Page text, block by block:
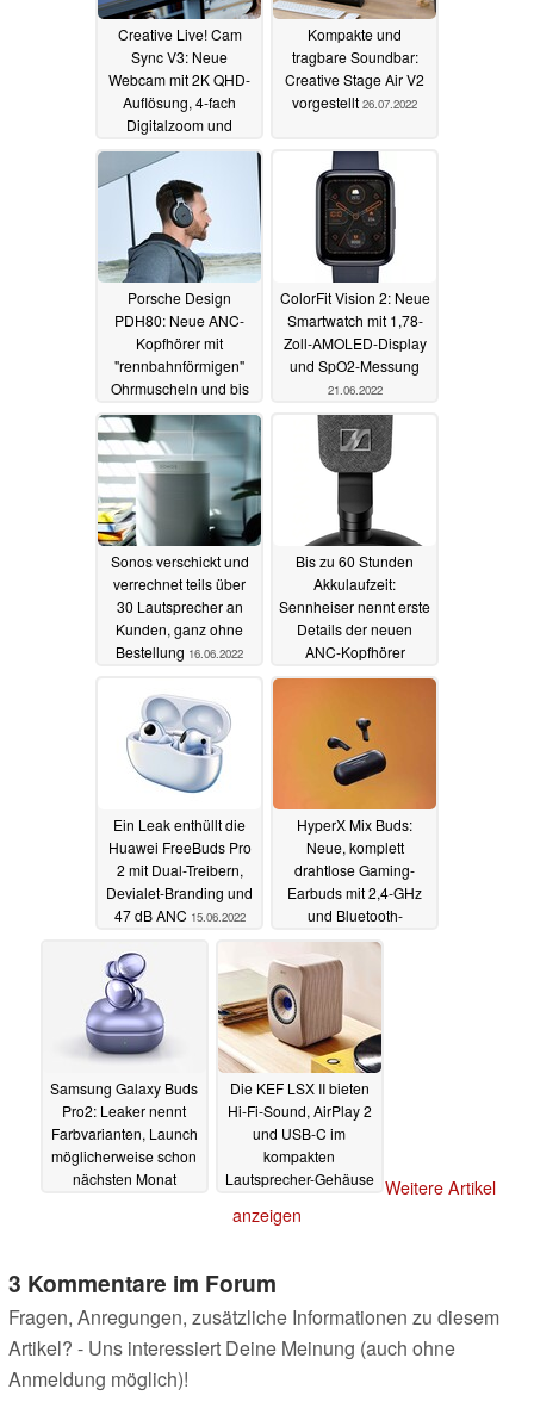
Creative Live! Cam
Sync V3: Neue
Webcam mit 2K QHD-
Auflösung, 4-fach
Digitalzoom und
weiteren Features
Kompakte und
tragbare Soundbar:
Creative Stage Air V2
vorgestellt 26.07.2022
Porsche Design
PDH80: Neue ANC-
Kopfhörer mit
"rennbahnförmigen"
Ohrmuscheln und bis
zu 75 Stunden Akku
25.06.2022
ColorFit Vision 2: Neue
Smartwatch mit 1,78-
Zoll-AMOLED-Display
und SpO2-Messung
21.06.2022
Sonos verschickt und
verrechnet teils über
30 Lautsprecher an
Kunden, ganz ohne
Bestellung 16.06.2022
Bis zu 60 Stunden
Akkulaufzeit:
Sennheiser nennt erste
Details der neuen
ANC-Kopfhörer
Momentum 4 Wireless
Ein Leak enthüllt die
Huawei FreeBuds Pro
2 mit Dual-Treibern,
Devialet-Branding und
47 dB ANC 15.06.2022
HyperX Mix Buds:
Neue, komplett
drahtlose Gaming-
Earbuds mit 2,4-GHz
und Bluetooth-
Verbindung14.06.2022
Samsung Galaxy Buds
Pro2: Leaker nennt
Farbvarianten, Launch
möglicherweise schon
nächsten Monat
Die KEF LSX II bieten
Hi-Fi-Sound, AirPlay 2
und USB-C im
kompakten
Lautsprecher-Gehäuse Weitere Artikel
anzeigen
3 Kommentare im Forum
Fragen, Anregungen, zusätzliche Informationen zu diesem
Artikel? - Uns interessiert Deine Meinung (auch ohne
Anmeldung möglich)!